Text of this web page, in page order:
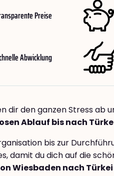
Preise
Abwicklung
dir den ganzen Stress ab
Ablauf bis nach
bis zur
damit du dich auf die
Wiesbaden nach Türkei